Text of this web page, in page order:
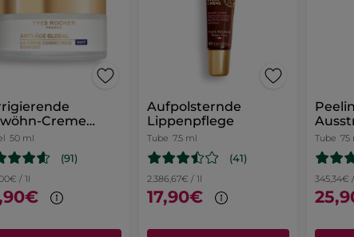
Creme
50 ml
(91)
/ 1l
Aufpolsternde
Lippenpflege
Tube 7.5 ml
(41)
2.386,67€ / 1l
17,90€
Tube 75
345,34€